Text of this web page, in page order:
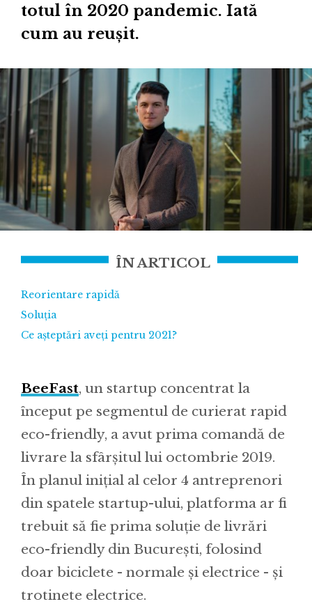
totul în 2020 pandemic. Iată
cum au reușit.
ÎN ARTICOL
Reorientare rapidă
Soluția
Ce așteptări aveți pentru 2021?
BeeFast, un startup concentrat la
început pe segmentul de curierat rapid
eco-friendly, a avut prima comandă de
livrare la sfârșitul lui octombrie 2019.
În planul inițial al celor 4 antreprenori
din spatele startup-ului, platforma ar fi
trebuit să fie prima soluție de livrări
eco-friendly din București, folosind
doar biciclete - normale și electrice - și
trotinete electrice.